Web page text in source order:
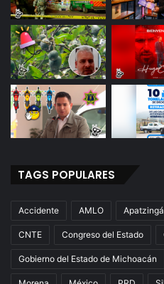
TAGS POPULARES
Accidente AMLO
CNTE Congreso del Estado
Gobierno del Estado de Michoacán